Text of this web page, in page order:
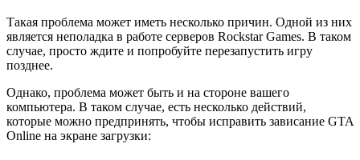
Такая проблема может иметь несколько причин. Одной из них
является неполадка в работе серверов Rockstar Games. В таком
случае, просто ждите и попробуйте перезапустить игру
позднее.
Однако, проблема может быть и на стороне вашего
компьютера. В таком случае, есть несколько действий,
которые можно предпринять, чтобы исправить зависание GTA
Online на экране загрузки: